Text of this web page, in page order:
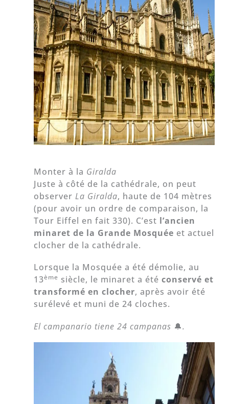
Monter à la Giralda
Juste à côté de la cathédrale, on peut
observerLa Giralda, haute de 104 mètres
(pour avoir un ordre de comparaison, la
Tour Eiffel en fait 330). C’est l’ancien
minaret de la Grande Mosquée et actuel
clocher de la cathédrale.
Lorsque la Mosquée a été démolie, au
13ème siècle, le minaret a étéconservé et
transformé en clocher, après avoir été
surélevé et muni de 24 cloches.
El campanario tiene 24 campanas 🔔.